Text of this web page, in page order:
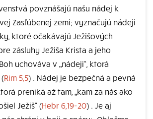
povznášajú našu nádej k
Zasľúbenej zemi; vyznačujú nádeji
ktoré očakávajú Ježišových
zásluhy Ježiša Krista a jeho
uchováva v „nádeji“, ktorá
Rim 5,5) . Nádej je bezpečná a pevná
preniká až tam, „kam za nás ako
Ježiš“ (Hebr 6,19-20) . Je aj